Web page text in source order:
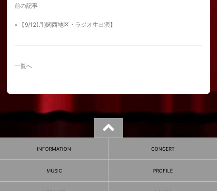
前の記事
« 【9/12(月)関西地区・ラジオ生出演】
一覧へ
INFORMATION CONCERT
MUSIC PROFILE